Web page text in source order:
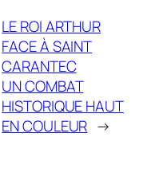
LE ROI ARTHUR
FACE À SAINT
CARANTEC
UN COMBAT
HISTORIQUE HAUT
EN COULEUR →